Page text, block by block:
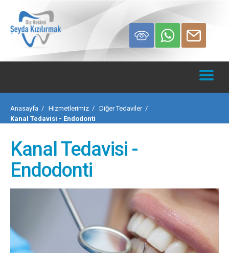
Anasayfa Hizmetlerimiz
Diğer Tedaviler
Kanal Tedavisi - Endodonti
Kanal Tedavisi -
Endodonti